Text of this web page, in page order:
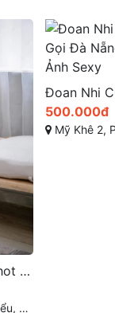
Đoan Nhi Cực Phẩm Gái Gọi Đà Nẵng Có Video Và Ảnh Sexy